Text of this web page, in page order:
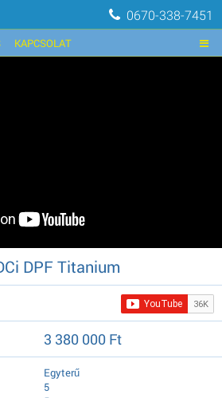
0670-338-7451
KAPCSOLAT
DPF Titanium
3 380 000 Ft
Egyterű
5